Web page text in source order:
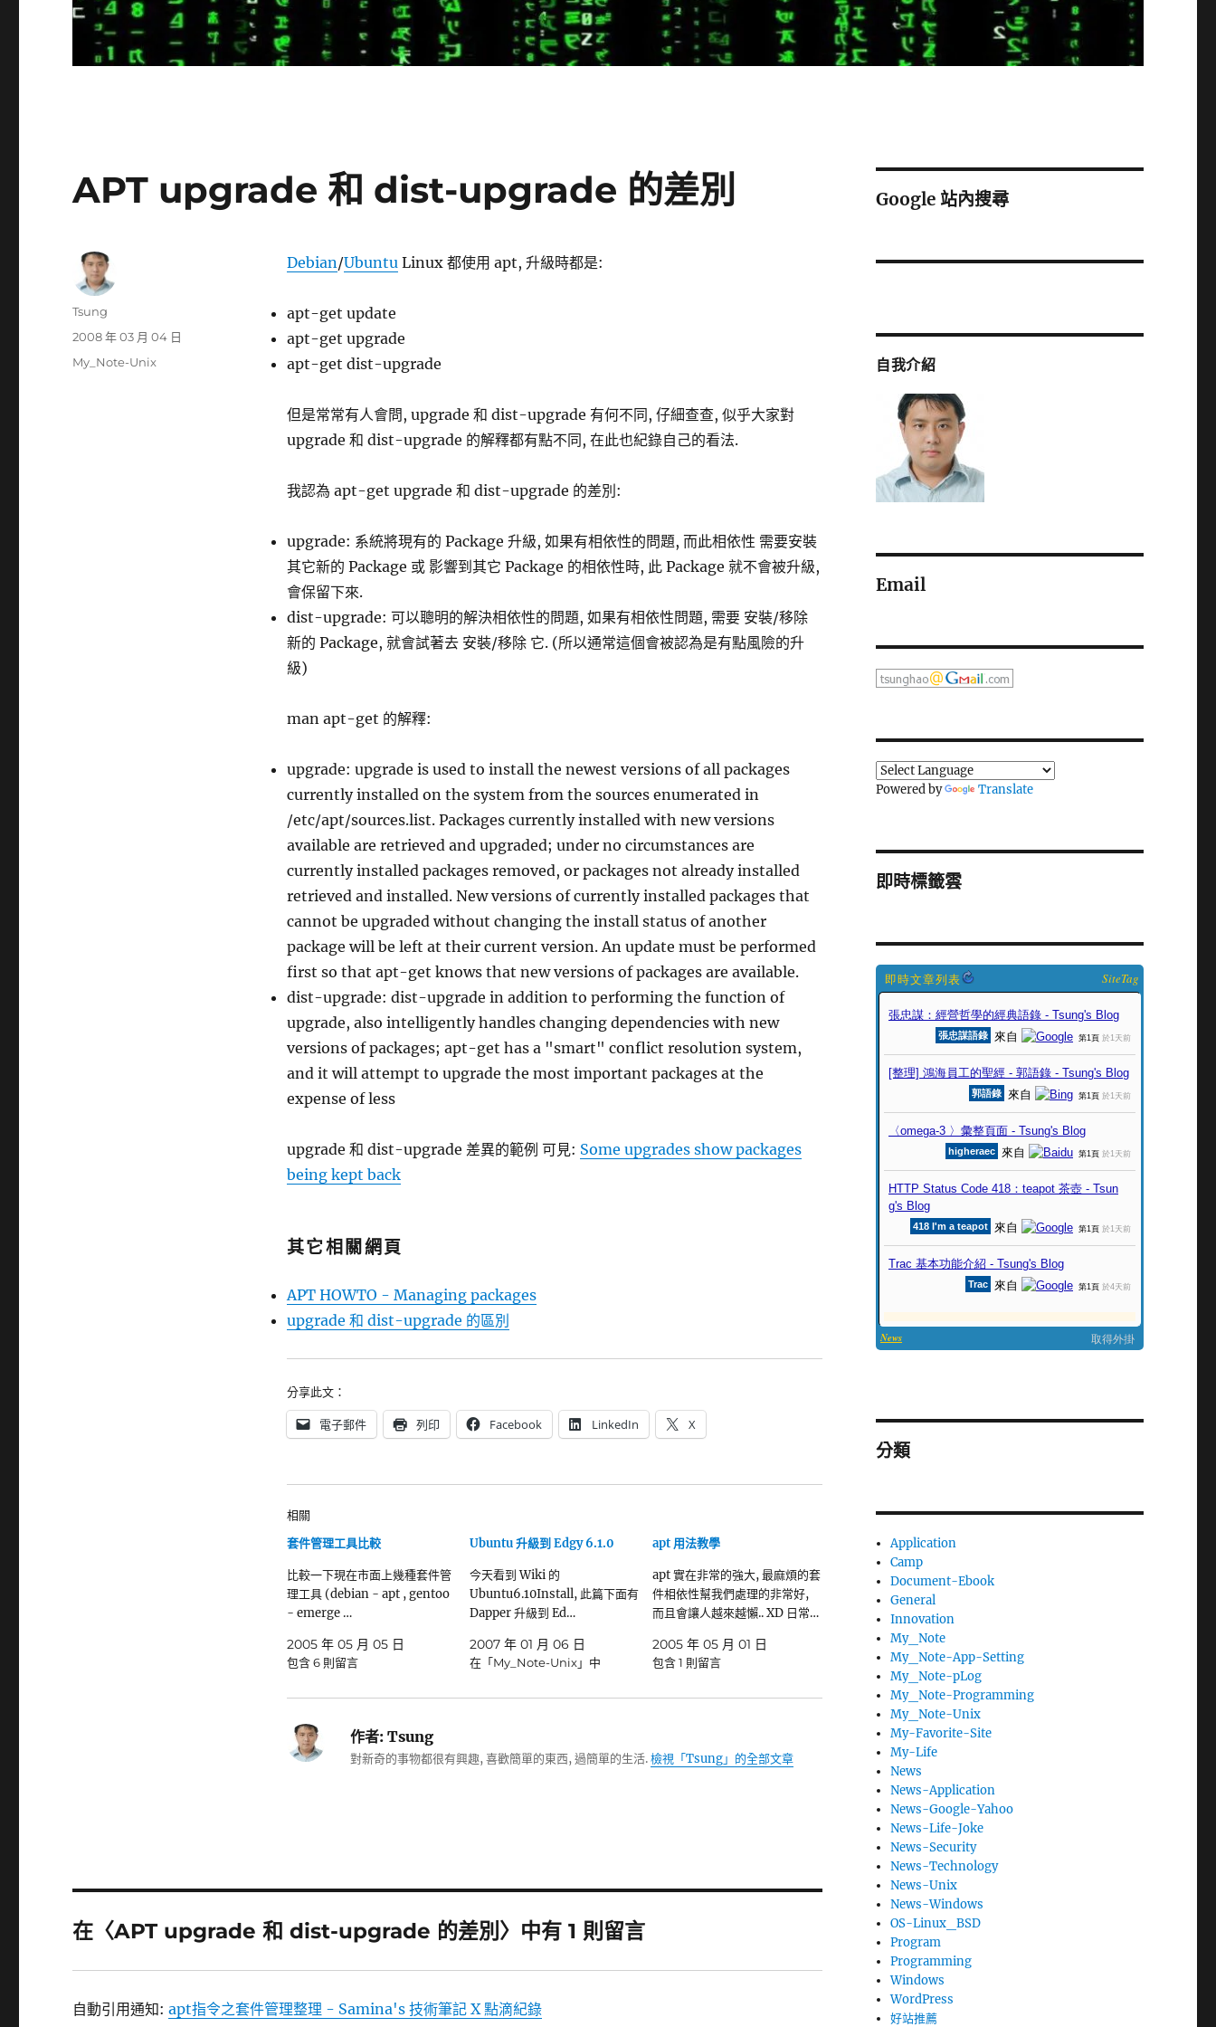
APT upgrade 和 dist-upgrade 的差別
Debian/UbuntuLinux 都使用 apt, 升級時都是:
apt-get update
apt-get upgrade
apt-get dist-upgrade
但是常常有人會問, upgrade 和 dist-upgrade 有何不同, 仔細查查, 似乎大家對
upgrade 和 dist-upgrade 的解釋都有點不同, 在此也紀錄自己的看法.
我認為 apt-get upgrade 和 dist-upgrade 的差別:
upgrade: 系統將現有的 Package 升級, 如果有相依性的問題, 而此相依性 需要安裝
其它新的 Package 或 影響到其它 Package 的相依性時, 此 Package 就不會被升級,
會保留下來.
dist-upgrade: 可以聰明的解決相依性的問題, 如果有相依性問題, 需要 安裝/移除
新的 Package, 就會試著去 安裝/移除 它. (所以通常這個會被認為是有點風險的升
級)
man apt-get 的解釋:
upgrade: upgrade is used to install the newest versions of all packages
currently installed on the system from the sources enumerated in
/etc/apt/sources.list. Packages currently installed with new versions
available are retrieved and upgraded; under no circumstances are
currently installed packages removed, or packages not already installed
retrieved and installed. New versions of currently installed packages that
cannot be upgraded without changing the install status of another
package will be left at their current version. An update must be performed
first so that apt-get knows that new versions of packages are available.
dist-upgrade: dist-upgrade in addition to performing the function of
upgrade, also intelligently handles changing dependencies with new
versions of packages; apt-get has a "smart" conflict resolution system,
and it will attempt to upgrade the most important packages at the
expense of less
upgrade 和 dist-upgrade 差異的範例 可見: Some upgrades show packages
being kept back
其它相關網頁
APT HOWTO - Managing packages
upgrade 和 dist-upgrade 的區別
分享此文：
電子郵件 列印 Facebook LinkedIn X
相關
套件管理工具比較
比較一下現在市面上幾種套件管
理工具 (debian - apt , gentoo
- emerge …
2005 年 05 月 05 日
包含 6 則留言
Ubuntu 升級到 Edgy 6.1.0
今天看到 Wiki 的
Ubuntu6.10Install, 此篇下面有
Dapper 升級到 Ed…
2007 年 01 月 06 日
在「My_Note-Unix」中
apt 用法教學
apt 實在非常的強大, 最麻煩的套
件相依性幫我們處理的非常好,
而且會讓人越來越懶.. XD 日常…
2005 年 05 月 01 日
包含 1 則留言
作者:Tsung
對新奇的事物都很有興趣, 喜歡簡單的東西, 過簡單的生活.檢視「Tsung」的全部文章
作
Tsung
發
日
2008 年 03 月 04 日
分
My_Note-Unix
在〈APT upgrade 和 dist-upgrade 的差別〉中有 1 則留言
自動引用通知:apt指令之套件管理整理 - Samina's 技術筆記 X 點滴紀錄
Google 站內搜尋
自我介紹
Email
Powered by Translate
即時標籤雲
SiteTag
分類
Application
Camp
Document-Ebook
General
Innovation
My_Note
My_Note-App-Setting
My_Note-pLog
My_Note-Programming
My_Note-Unix
My-Favorite-Site
My-Life
News
News-Application
News-Google-Yahoo
News-Life-Joke
News-Security
News-Technology
News-Unix
News-Windows
OS-Linux_BSD
Program
Programming
Windows
WordPress
好站推薦